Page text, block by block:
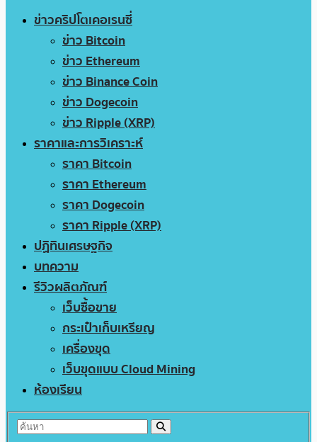
ข่าวคริปโตเคอเรนซี่
ข่าว Bitcoin
ข่าว Ethereum
ข่าว Binance Coin
ข่าว Dogecoin
ข่าว Ripple (XRP)
ราคาและการวิเคราะห์
ราคา Bitcoin
ราคา Ethereum
ราคา Dogecoin
ราคา Ripple (XRP)
ปฏิทินเศรษฐกิจ
บทความ
รีวิวผลิตภัณฑ์
เว็บซื้อขาย
กระเป๋าเก็บเหรียญ
เครื่องขุด
เว็บขุดแบบ Cloud Mining
ห้องเรียน